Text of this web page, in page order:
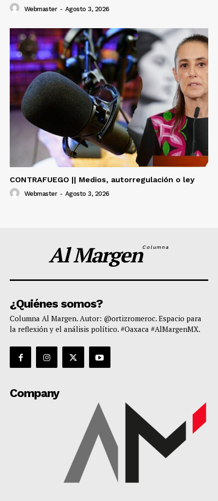
Webmaster - Agosto 3, 2026
CONTRAFUEGO || Medios, autorregulación o ley
Webmaster - Agosto 3, 2026
Al MargenColumna
¿Quiénes somos?
Columna Al Margen. Autor: @ortizromeroc. Espacio para
la reflexión y el análisis político. #Oaxaca #AlMargenMX.
Company